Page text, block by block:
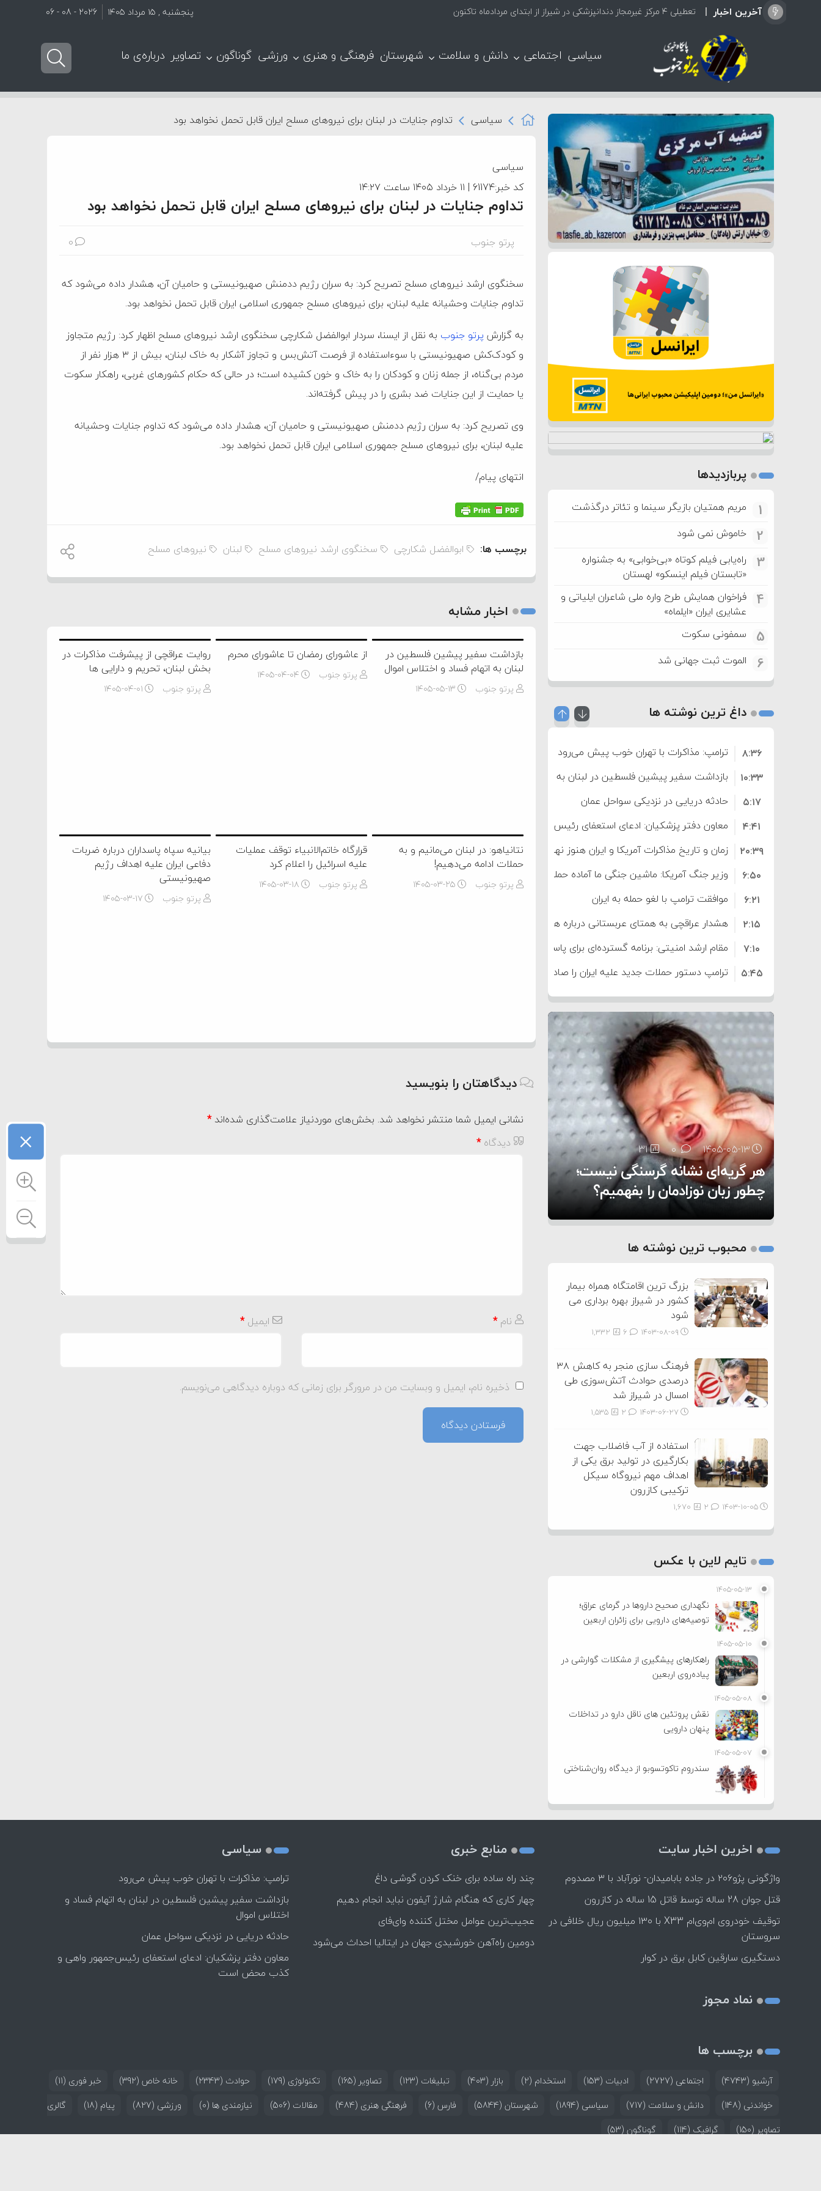
آخرین اخبار تعطیلی ۴ مرکز غیرمجاز دندانپزشکی در شیراز از ابتدای مردادماه تاکنون پنجشنبه , ۱۵ مرداد ۱۴۰۵ 2026 - 08 - 06
سیاسی اجتماعی دانش و سلامت شهرستان فرهنگی و هنری ورزشی گوناگون تصاویر درباره‌ی ما
سیاسی تداوم جنایات در لبنان برای نیروهای مسلح ایران قابل تحمل نخواهد بود
سیاسی
کد خبر:61174 | ۱۱ خرداد ۱۴۰۵ ساعت ۱۴:۲۷
تداوم جنایات در لبنان برای نیروهای مسلح ایران قابل تحمل نخواهد بود
پرتو جنوب 0
سخنگوی ارشد نیروهای مسلح تصریح کرد: به سران رژیم ددمنش صهیونیستی و حامیان آن، هشدار داده می‌شود که
تداوم جنایات وحشیانه علیه لبنان، برای نیروهای مسلح جمهوری اسلامی ایران قابل تحمل نخواهد بود.
به گزارش پرتو جنوب به نقل از ایسنا، سردار ابوالفضل شکارچی سخنگوی ارشد نیروهای مسلح اظهار کرد: رژیم متجاوز
و کودک‌کش صهیونیستی با سوءاستفاده از فرصت آتش‌بس و تجاوز آشکار به خاک لبنان، بیش از ۳ هزار نفر از
مردم بی‌گناه، از جمله زنان و کودکان را به خاک و خون کشیده است؛ در حالی که حکام کشورهای غربی، راهکار سکوت
یا حمایت از این جنایات ضد بشری را در پیش گرفته‌اند.
وی تصریح کرد: به سران رژیم ددمنش صهیونیستی و حامیان آن، هشدار داده می‌شود که تداوم جنایات وحشیانه
علیه لبنان، برای نیروهای مسلح جمهوری اسلامی ایران قابل تحمل نخواهد بود.
انتهای پیام/
برچسب ها: ابوالفضل شکارچی سخنگوی ارشد نیروهای مسلح لبنان نیروهای مسلح
اخبار مشابه
بازداشت سفیر پیشین فلسطین در
لبنان به اتهام فساد و اختلاس اموال
پرتو جنوب ۱۴۰۵-۰۵-۱۳
از عاشورای رمضان تا عاشورای محرم
پرتو جنوب ۱۴۰۵-۰۴-۰۴
روایت عراقچی از پیشرفت مذاکرات در
بخش لبنان، تحریم و دارایی ها
پرتو جنوب ۱۴۰۵-۰۴-۰۱
نتانیاهو: در لبنان می‌مانیم و به
حملات ادامه می‌دهیم!
پرتو جنوب ۱۴۰۵-۰۳-۲۵
قرارگاه خاتم‌الانبیاء توقف عملیات
علیه اسرائیل را اعلام کرد
پرتو جنوب ۱۴۰۵-۰۳-۱۸
بیانیه سپاه پاسداران درباره ضربات
دفاعی ایران علیه اهداف رژیم
صهیونیستی
پرتو جنوب ۱۴۰۵-۰۳-۱۷
دیدگاهتان را بنویسید
نشانی ایمیل شما منتشر نخواهد شد. بخش‌های موردنیاز علامت‌گذاری شده‌اند*
دیدگاه*
نام* ایمیل*
ذخیره نام، ایمیل و وبسایت من در مرورگر برای زمانی که دوباره دیدگاهی می‌نویسم.
پربازدیدها
1 مریم همتیان بازیگر سینما و تئاتر درگذشت
2 خاموش نمی شود
3
راه‌یابی فیلم کوتاه «بی‌خوابی» به جشنواره
«تابستان فیلم اینسکو» لهستان
4
فراخوان همایش طرح واره ملی شاعران ایلیاتی و
عشایری ایران «ایلماه»
5 سمفونی سکوت
6 الموت ثبت جهانی شد
داغ ترین نوشته ها
ترامپ: مذاکرات با تهران خوب پیش می‌رود
۸:۳۶
بازداشت سفیر پیشین فلسطین در لبنان به اتهام فساد و اختلاس اموال
۱۰:۳۳
حادثه دریایی در نزدیکی سواحل عمان
۵:۱۷
معاون دفتر پزشکیان: ادعای استعفای رئیس‌جمهور واهی و کذب محض
است
۴:۴۱
زمان و تاریخ مذاکرات آمریکا و ایران هنوز نهایی نشده است
۲۰:۳۹
وزیر جنگ آمریکا: ماشین جنگی ما آماده حمله نظامی علیه ایران است
۶:۵۰
موافقت ترامپ با لغو حمله به ایران
۶:۲۱
هشدار عراقچی به همتای عربستانی درباره همراهی با آمریکا
۲:۱۵
مقام ارشد امنیتی: برنامه گسترده‌ای برای پاسخ به دیوانگی آمریکا داریم
۷:۱۰
ترامپ دستور حملات جدید علیه ایران را صادر کرد
۵:۴۵
سپاه: دو نفتکش متخلف مورد اصابت قرار گرفته و متوقف شدند
۱۲:۵۹
ترامپ مدعی توافق تاریخی برای خلع سلاح کامل حماس شد
۸:۵۷
اعتراض عراقچی به همتای بلغارستانی به دلیل کمک به آمریکا در حملات به
ایران
۱۶:۱۹
کشورهایی که به متجاوزان کمک می کنند پاسخ سختی خواهند گرفت
۱۰:۱۵
سنتکام پایان تجاوز جدید به ایران را اعلام کرد
۶:۰۵
۱۴۰۵-۰۵-۱۳ 0
31
هر گریه‌ای نشانه گرسنگی نیست؛
چطور زبان نوزادمان را بفهمیم؟
۱۴۰۵-۰۵-۱۲ 0
23
تغذیه پدر می‌تواند بر سلامت نوزاد
تأثیر بگذارد
۱۴۰۵-۰۵-۱۲ 0
10
روی دیگر زندگی
2
محبوب ترین نوشته ها
بزرگ ترین اقامتگاه همراه بیمار
کشور در شیراز بهره برداری می
شود
۱۴۰۳-۰۸-۰۹ 1,332
فرهنگ سازی منجر به کاهش ۳۸
درصدی حوادث آتش‌سوزی طی
امسال در شیراز شد
۱۴۰۳-۰۶-۲۷ 1,535
استفاده از آب فاضلاب جهت
بکارگیری در تولید برق یکی از
اهداف مهم نیروگاه سیکل
ترکیبی کازرون
۱۴۰۳-۱۰-۰۵ 1,670
تایم لاین با عکس
۱۴۰۵-۰۵-۱۳
نگهداری صحیح داروها در گرمای عراق؛
توصیه‌های دارویی برای زائران اربعین
۱۴۰۵-۰۵-۱۰
راهکارهای پیشگیری از مشکلات گوارشی در
پیاده‌روی اربعین
۱۴۰۵-۰۵-۰۸
نقش پروتئین های ناقل دارو در تداخلات
پنهان دارویی
۱۴۰۵-۰۵-۰۷
سندروم تاکوتسوبو از دیدگاه روان‌شناختی
×
اخرین اخبار سایت
واژگونی پژو۲۰۶ در جاده بابامیدان- نورآباد با ۳ مصدوم
قتل جوان 28 ساله توسط قاتل 15 ساله در کازرون
توقیف خودروی ام‌وی‌ام X33 با ۱۳۰ میلیون ریال خلافی در
سروستان
دستگیری سارقین کابل برق در کوار
نماد مجوز
منابع خبری
چند راه‌ ساده برای خنک کردن گوشی داغ
چهار کاری که هنگام شارژ آیفون نباید انجام دهیم
عجیب‌ترین عوامل مختل کننده وای‌فای
دومین راه‌آهن خورشیدی جهان در ایتالیا احداث می‌شود
سیاسی
ترامپ: مذاکرات با تهران خوب پیش می‌رود
بازداشت سفیر پیشین فلسطین در لبنان به اتهام فساد و
اختلاس اموال
حادثه دریایی در نزدیکی سواحل عمان
معاون دفتر پزشکیان: ادعای استعفای رئیس‌جمهور واهی و
کذب محض است
برچسب ها
آرشیو (4743) اجتماعی (2727) ادبیات (153) استخدام (2) بازار (403) تبلیغات (123) تصاویر (165) تکنولوژی (179) حوادث (2343) خانه خاص (392) خبر فوری (11)
خواندنی (148) دانش و سلامت (717) سیاسی (1894) شهرستان (5844) فارس (6) فرهنگی هنری (484) مقالات (506) نیازمندی ها (0) ورزشی (827) پیام (18)
گالری
تصاویر (150) گرافیک (114) گوناگون (53)